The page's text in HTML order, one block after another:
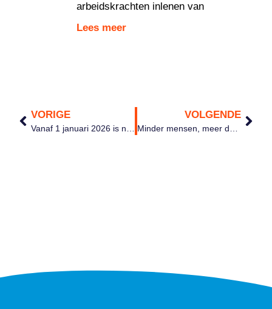
arbeidskrachten inlenen van
Lees meer
VORIGE VOLGENDE